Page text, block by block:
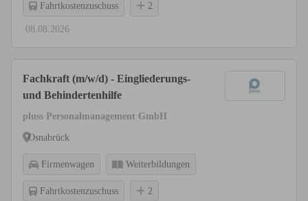
Fahrtkostenzuschuss 2
08.08.2026
Fachkraft (m/w/d) - Eingliederungs-
und Behindertenhilfe
pluss Personalmanagement GmbH
Osnabrück
Firmenwagen Weiterbildungen
Fahrtkostenzuschuss 2